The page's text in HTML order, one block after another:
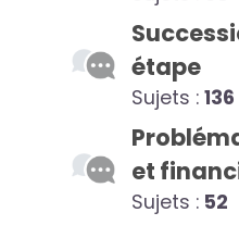
étape
Sujets : 136
et
Sujets : 52